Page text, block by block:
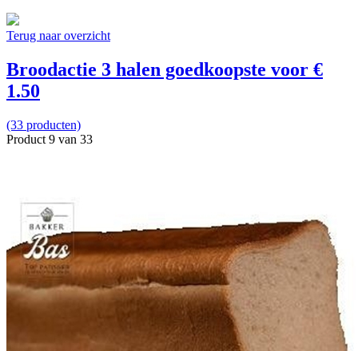
Terug naar overzicht
Broodactie 3 halen goedkoopste voor €
1.50
(33 producten)
Product 9 van 33